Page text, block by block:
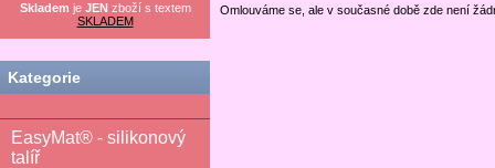
Skladem je JENzboží s textem
SKLADEM
Kategorie
EasyMat® - silikonový
talíř
Omlouváme se, ale v současné době zde není